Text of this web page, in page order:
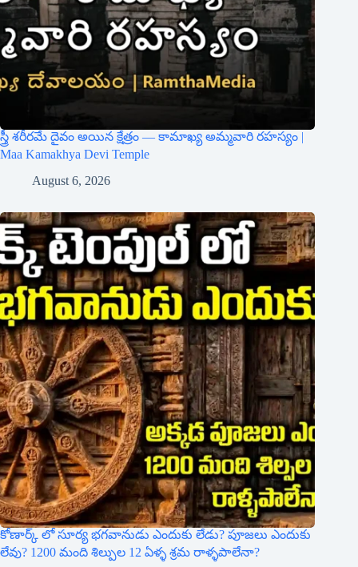
స్త్రీ శరీరమే దైవం అయిన క్షేత్రం — కామాఖ్య అమ్మవారి రహస్యం |
Maa Kamakhya Devi Temple
August 6, 2026
కోణార్క్ లో సూర్య భగవానుడు ఎందుకు లేడు? పూజలు ఎందుకు
లేవు? 1200 మంది శిల్పుల 12 ఏళ్ళ శ్రమ రాళ్ళపాలేనా?